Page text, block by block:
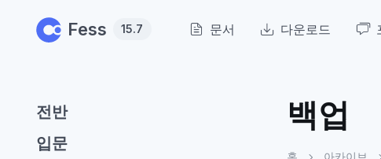
Fess 15.7 문서 다운로드
전반
입문
백업
홈 아카이브